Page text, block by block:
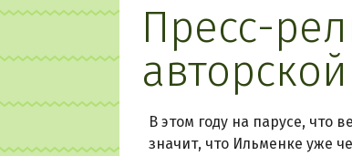
Пресс-
В этом году на парусе, что
значит, что Ильменке уже